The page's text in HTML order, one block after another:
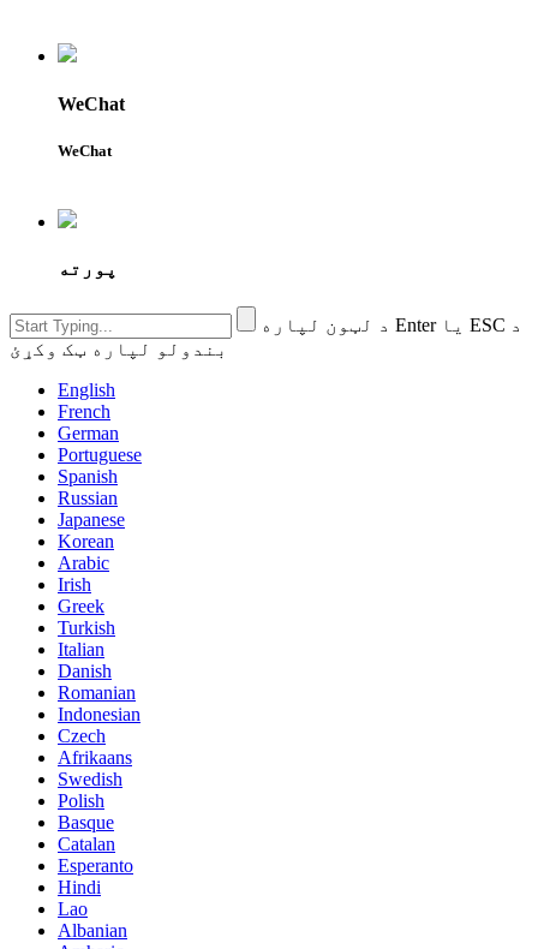
WeChat
WeChat
پورته
د لټون لپاره Enter یا ESC د
بندولو لپاره ټک وکړئ
English
French
German
Portuguese
Spanish
Russian
Japanese
Korean
Arabic
Irish
Greek
Turkish
Italian
Danish
Romanian
Indonesian
Czech
Afrikaans
Swedish
Polish
Basque
Catalan
Esperanto
Hindi
Lao
Albanian